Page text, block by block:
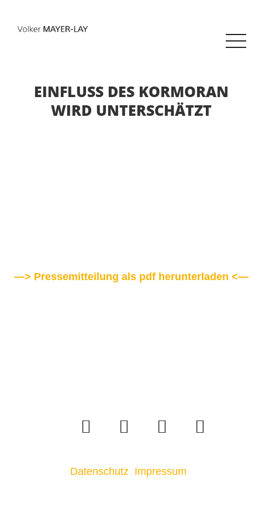
EINFLUSS DES KORMORAN
WIRD UNTERSCHÄTZT
—> Pressemitteilung als pdf herunterladen <—
Datenschutz Impressum